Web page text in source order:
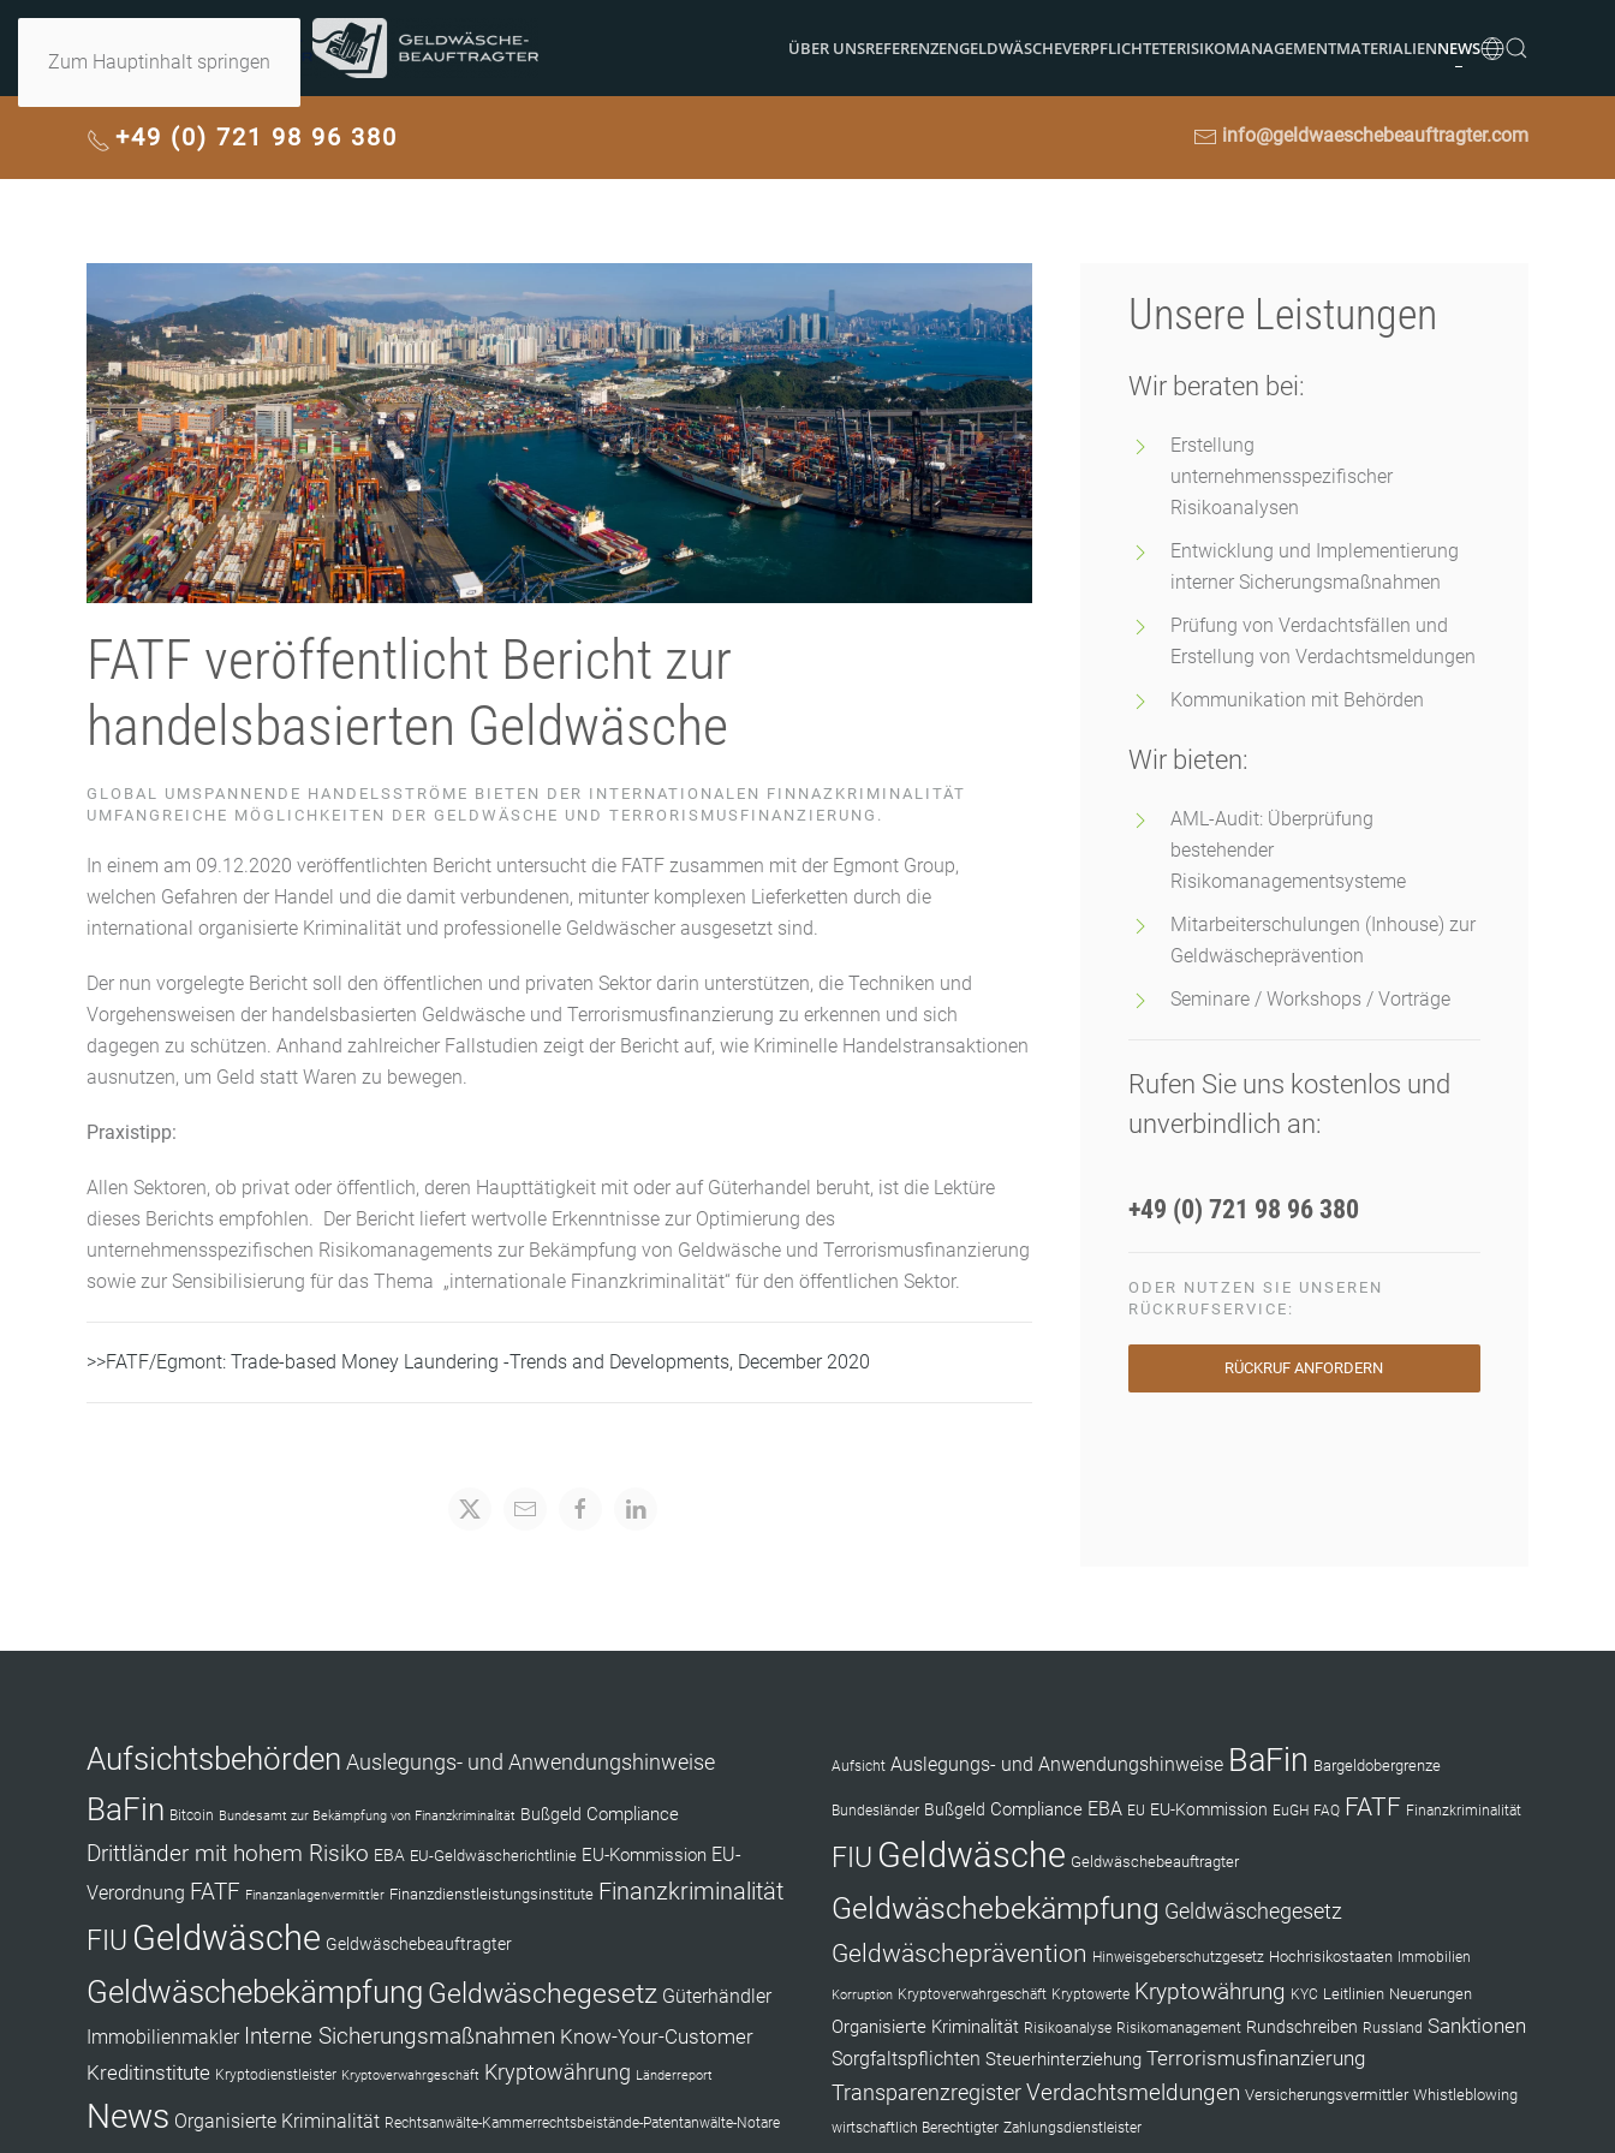
Zum Hauptinhalt springen
ÜBER UNSREFERENZENGELDWÄSCHEVERPFLICHTETERISIKOMANAGEMENTMATERIALIENNEWS
+49 (0) 721 98 96 380 info@geldwaeschebeauftragter.com
FATF veröffentlicht Bericht zur
handelsbasierten Geldwäsche
GLOBAL UMSPANNENDE HANDELSSTRÖME BIETEN DER INTERNATIONALEN FINNAZKRIMINALITÄT
UMFANGREICHE MÖGLICHKEITEN DER GELDWÄSCHE UND TERRORISMUSFINANZIERUNG.
In einem am 09.12.2020 veröffentlichten Bericht untersucht die FATF zusammen mit der Egmont Group,
welchen Gefahren der Handel und die damit verbundenen, mitunter komplexen Lieferketten durch die
international organisierte Kriminalität und professionelle Geldwäscher ausgesetzt sind.
Der nun vorgelegte Bericht soll den öffentlichen und privaten Sektor darin unterstützen, die Techniken und
Vorgehensweisen der handelsbasierten Geldwäsche und Terrorismusfinanzierung zu erkennen und sich
dagegen zu schützen. Anhand zahlreicher Fallstudien zeigt der Bericht auf, wie Kriminelle Handelstransaktionen
ausnutzen, um Geld statt Waren zu bewegen.
Praxistipp:
Allen Sektoren, ob privat oder öffentlich, deren Haupttätigkeit mit oder auf Güterhandel beruht, ist die Lektüre
dieses Berichts empfohlen. Der Bericht liefert wertvolle Erkenntnisse zur Optimierung des
unternehmensspezifischen Risikomanagements zur Bekämpfung von Geldwäsche und Terrorismusfinanzierung
sowie zur Sensibilisierung für das Thema „internationale Finanzkriminalität“ für den öffentlichen Sektor.
>>FATF/Egmont: Trade-based Money Laundering -Trends and Developments, December 2020
Unsere Leistungen
Wir beraten bei:
Erstellung
unternehmensspezifischer
Risikoanalysen
Entwicklung und Implementierung
interner Sicherungsmaßnahmen
Prüfung von Verdachtsfällen und
Erstellung von Verdachtsmeldungen
Kommunikation mit Behörden
Wir bieten:
AML-Audit: Überprüfung
bestehender
Risikomanagementsysteme
Mitarbeiterschulungen (Inhouse) zur
Geldwäscheprävention
Seminare / Workshops / Vorträge
Rufen Sie uns kostenlos und
unverbindlich an:
+49 (0) 721 98 96 380
ODER NUTZEN SIE UNSEREN
RÜCKRUFSERVICE:
RÜCKRUF ANFORDERN
Aufsichtsbehörden Auslegungs- und Anwendungshinweise
BaFin Bitcoin Bundesamt zur Bekämpfung von Finanzkriminalität Bußgeld Compliance
Drittländer mit hohem Risiko EBA EU-Geldwäscherichtlinie EU-Kommission EU-
Verordnung FATF Finanzanlagenvermittler Finanzdienstleistungsinstitute Finanzkriminalität
FIU Geldwäsche Geldwäschebeauftragter
Geldwäschebekämpfung Geldwäschegesetz Güterhändler
Immobilienmakler Interne Sicherungsmaßnahmen Know-Your-Customer
Kreditinstitute Kryptodienstleister Kryptoverwahrgeschäft Kryptowährung Länderreport
News Organisierte Kriminalität Rechtsanwälte-Kammerrechtsbeistände-Patentanwälte-Notare
Aufsicht Auslegungs- und Anwendungshinweise BaFin Bargeldobergrenze
Bundesländer Bußgeld Compliance EBA EU EU-Kommission EuGH FAQ FATF Finanzkriminalität
FIU Geldwäsche Geldwäschebeauftragter
Geldwäschebekämpfung Geldwäschegesetz
Geldwäscheprävention Hinweisgeberschutzgesetz Hochrisikostaaten Immobilien
Korruption Kryptoverwahrgeschäft Kryptowerte Kryptowährung KYC Leitlinien Neuerungen
Organisierte Kriminalität Risikoanalyse Risikomanagement Rundschreiben Russland Sanktionen
Sorgfaltspflichten Steuerhinterziehung Terrorismusfinanzierung
TransparenzregisterVerdachtsmeldungen Versicherungsvermittler Whistleblowing
wirtschaftlich Berechtigter Zahlungsdienstleister